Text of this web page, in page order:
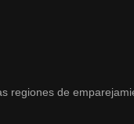
regiones de